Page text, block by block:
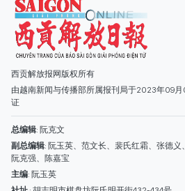
西贡解放报网版权所有
由越南新闻与传播部所属报刊局于2023年09月
证
总编辑: 阮克文
副总编辑: 阮玉英、范文长、裴氏红霜、张德义
阮克强、陈嘉宝
主编: 阮玉英